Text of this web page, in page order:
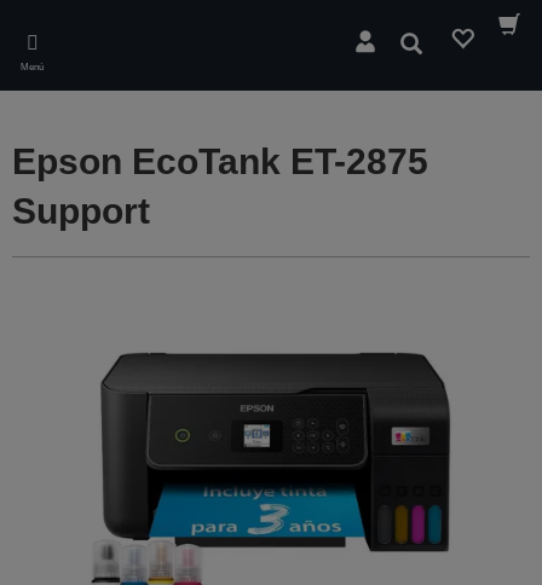
main
content
Menú
Buscar
Epson EcoTank ET-2875
Support